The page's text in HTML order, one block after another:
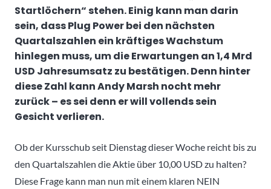
Startlöchern“ stehen. Einig kann man darin
sein, dass Plug Power bei den nächsten
Quartalszahlen ein kräftiges Wachstum
hinlegen muss, um die Erwartungen an 1,4 Mrd
USD Jahresumsatz zu bestätigen. Denn hinter
diese Zahl kann Andy Marsh nocht mehr
zurück – es sei denn er will vollends sein
Gesicht verlieren.
Ob der Kursschub seit Dienstag dieser Woche reicht bis zu
den Quartalszahlen die Aktie über 10,00 USD zu halten?
Diese Frage kann man nun mit einem klaren NEIN